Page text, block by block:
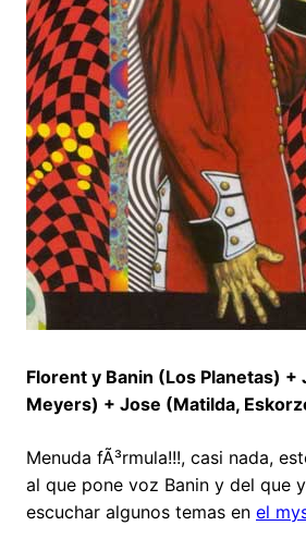
Florent y Banin (Los Planetas) +
Meyers) + Jose (Matilda,
Menuda fÃ³rmula!!!, casi nada,
al que pone voz Banin y del que
escuchar algunos temas en el